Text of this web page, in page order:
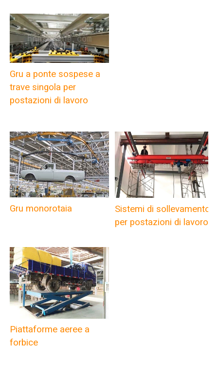
Gru a ponte sospese a
trave singola per
postazioni di lavoro
Gru monorotaia
Sistemi di sollevamento
per postazioni di lavoro
Piattaforme aeree a
forbice